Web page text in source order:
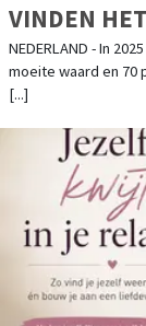
VINDEN
NEDERLAND - In
moeite waard en 70
[...]